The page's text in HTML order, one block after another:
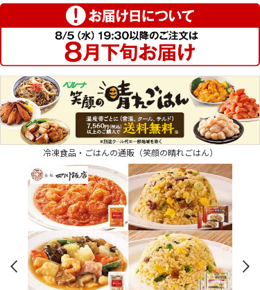
冷凍食品・ごはんの通販（笑顔の晴れごはん）